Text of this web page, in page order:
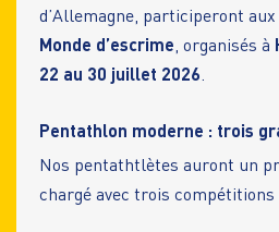
d’Allemagne, participeront aux
Monde d’escrime, organisés à
22 au 30 juillet 2026.
Pentathlon moderne : trois
Nos pentathtlètes auront un
chargé avec trois compétitions